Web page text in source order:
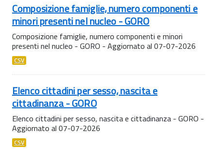
Composizione famiglie, numero componenti e
minori presenti nel nucleo - GORO
Composizione famiglie, numero componenti e minori
presenti nel nucleo - GORO - Aggiornato al 07-07-2026
CSV
Elenco cittadini per sesso, nascita e
cittadinanza - GORO
Elenco cittadini per sesso, nascita e cittadinanza - GORO -
Aggiornato al 07-07-2026
CSV